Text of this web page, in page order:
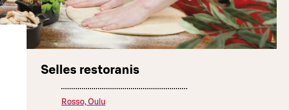
Selles restoranis
Rosso, Oulu